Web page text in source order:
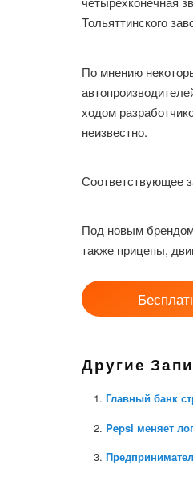
Тольяттинского
По мнению
ходом
неизвестно.
Соответствующее
Под новым
также прицепы,
Другие
Главный банк
Pepsi меняет